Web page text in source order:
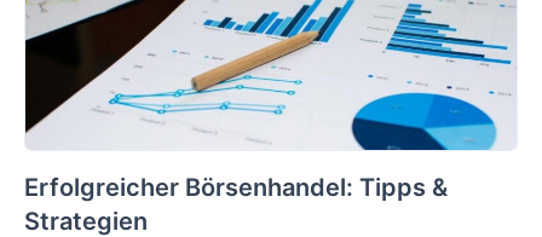
Erfolgreicher Börsenhandel: Tipps &
Strategien